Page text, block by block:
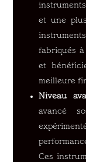
et une
fabriqués
et
meilleure
Niveau
avancé
Ces